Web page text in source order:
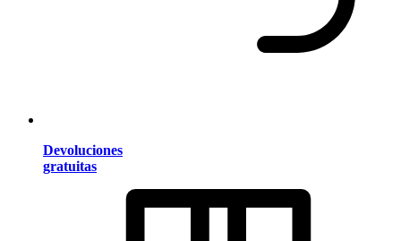
Devoluciones
gratuitas